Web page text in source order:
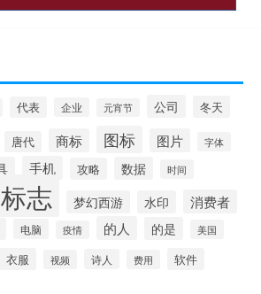
代表 企业 元宵节 公司 冬天
唐代 商标 图标 图片 字体
手机 攻略 数据 时间
标志 梦幻西游 水印 消费者
电脑 疫情 的人 的是 美国
衣服 视频 诗人 费用 软件